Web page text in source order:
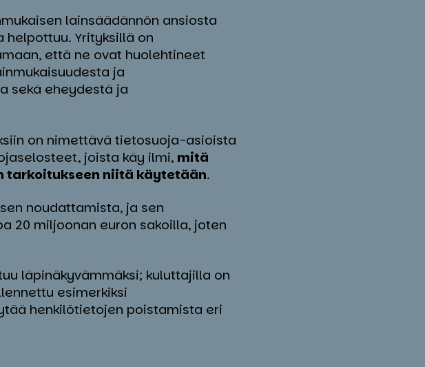
lainsäädännön ansiosta
helpottuu. Yrityksillä on
että ne ovat huolehtineet
ja
sekä eheydestä ja
on nimettävä tietosuoja-asioista
joista käy ilmi, mitä
niitä käytetään.
noudattamista, ja sen
20 miljoonan euron sakoilla, joten
läpinäkyvämmäksi; kuluttajilla on
esimerkiksi
henkilötietojen poistamista eri